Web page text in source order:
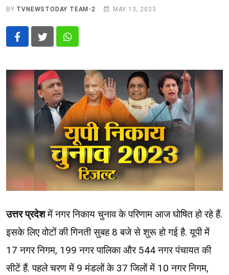
BY TVNEWSTODAY TEAM-2 MAY 13, 2023
Whatsapp
उत्तर प्रदेशमें नगर निकाय चुनाव के परिणाम आज घोषित हो रहे हैं.
इसके लिए वोटों की गिनती सुबह 8 बजे से शुरू हो गई है. यूपी में
17 नगर निगम, 199 नगर पालिका और 544 नगर पंचायत की
सीटें हैं. पहले चरण में 9 मंडलों के 37 जिलों में 10 नगर निगम,